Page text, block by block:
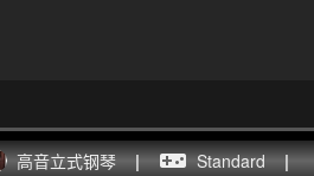
高音立式钢琴 | Standard |